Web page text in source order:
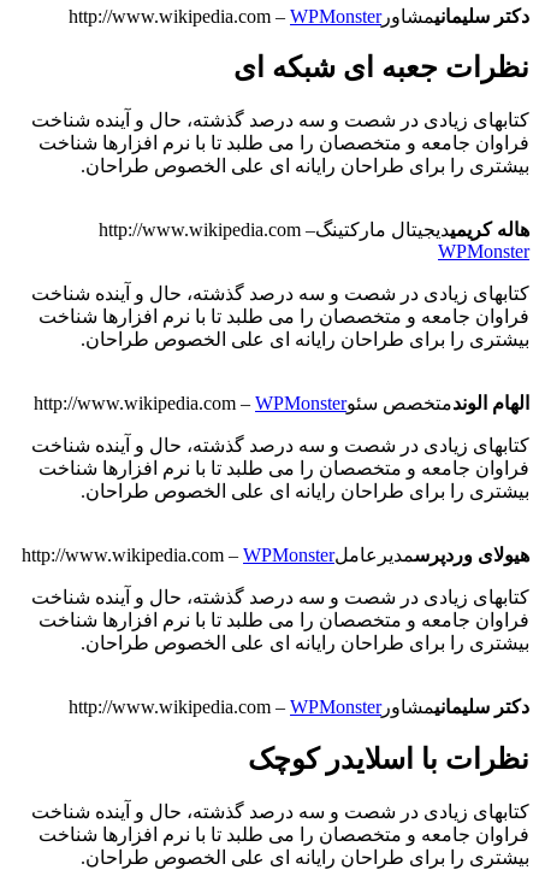
دکتر سلیمانیمشاور http://www.wikipedia.com – WPMonster
نظرات جعبه ای شبکه ای
کتابهای زیادی در شصت و سه درصد گذشته، حال و آینده شناخت
فراوان جامعه و متخصصان را می طلبد تا با نرم افزارها شناخت
بیشتری را برای طراحان رایانه ای علی الخصوص طراحان.
هاله کریمیدیجیتال مارکتینگ http://www.wikipedia.com –
WPMonster
کتابهای زیادی در شصت و سه درصد گذشته، حال و آینده شناخت
فراوان جامعه و متخصصان را می طلبد تا با نرم افزارها شناخت
بیشتری را برای طراحان رایانه ای علی الخصوص طراحان.
الهام الوندمتخصص سئو http://www.wikipedia.com – WPMonster
کتابهای زیادی در شصت و سه درصد گذشته، حال و آینده شناخت
فراوان جامعه و متخصصان را می طلبد تا با نرم افزارها شناخت
بیشتری را برای طراحان رایانه ای علی الخصوص طراحان.
هیولای وردپرسمدیرعامل http://www.wikipedia.com – WPMonster
کتابهای زیادی در شصت و سه درصد گذشته، حال و آینده شناخت
فراوان جامعه و متخصصان را می طلبد تا با نرم افزارها شناخت
بیشتری را برای طراحان رایانه ای علی الخصوص طراحان.
دکتر سلیمانیمشاور http://www.wikipedia.com – WPMonster
نظرات با اسلایدر کوچک
کتابهای زیادی در شصت و سه درصد گذشته، حال و آینده شناخت
فراوان جامعه و متخصصان را می طلبد تا با نرم افزارها شناخت
بیشتری را برای طراحان رایانه ای علی الخصوص طراحان.